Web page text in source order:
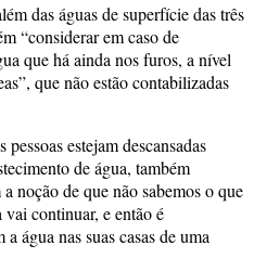
das águas de superfície das três
“considerar em caso de
que há ainda nos furos, a nível
que não estão contabilizadas
estejam descansadas
de água, também
noção de que não sabemos o que
continuar, e então é
água nas suas casas de uma